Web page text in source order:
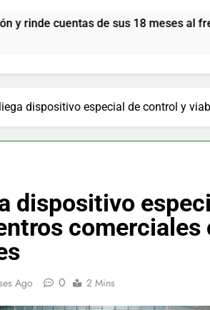
18 meses al frente de la
dispositivo especial de control y
dispositivo
comerciales
Ago 0 2 Mins